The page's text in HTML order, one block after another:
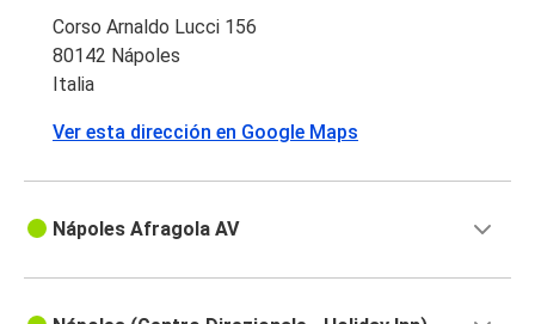
Corso Arnaldo Lucci 156
80142 Nápoles
Italia
Ver esta dirección en Google Maps
Nápoles Afragola AV